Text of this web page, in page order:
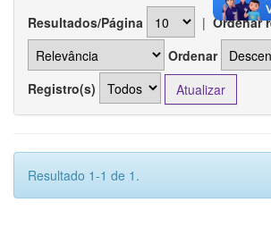
Resultados/Página | Ordenar
Ordenar
Registro(s)
Resultado 1-1 de 1.